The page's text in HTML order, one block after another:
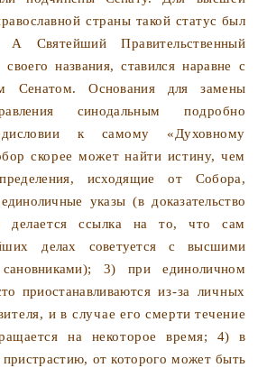
страны такойстатус был
А Святейший Правительствен­ный
названия, ставился наравне с
Сенатом.Основания для замены
синодаль­ным подробно
к самому «Духовно­му
скорее может найти истину, чем
исходящие от Собора,
указы (в доказательство
делается ссылка на то, что сам
делах советуется с высшими
3) при единоличном
приостанавливают­ся из-за личных
и в случае егосмерти течение
на некоторое вре­мя; 4) в
от которого может быть